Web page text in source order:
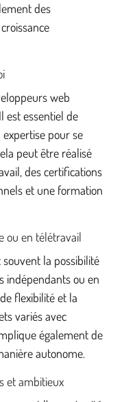
des
web
est essentiel de
pour se
peut être réalisé
des certifications
et une formation
ou en télétravail
la possibilité
indépendants ou en
flexibilité et la
variés avec
également de
autonome.
et ambitieux